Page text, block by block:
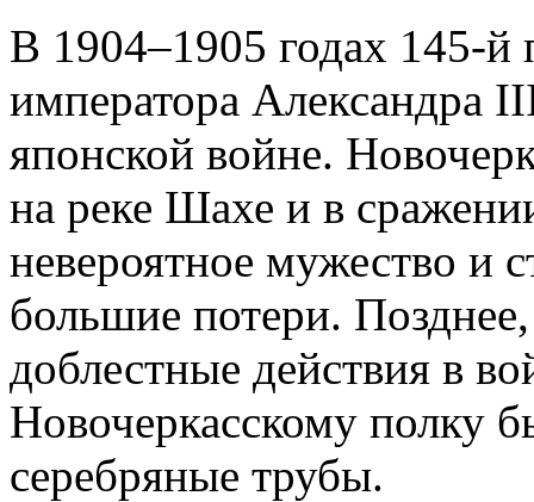
В 1904–1905 годах 145-й
императора Александра
японской войне.
на реке Шахе и в
невероятное мужество и
большие потери.
доблестные действия в
Новочеркасскому полку
серебряные трубы.